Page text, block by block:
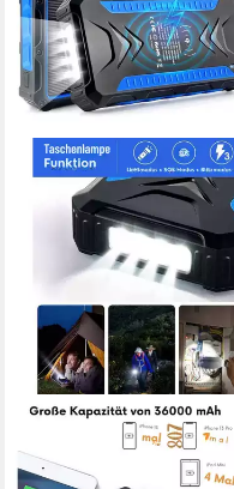
36.000 mAh mit kabellosem
Qi-Laden, USB-C- und USB-